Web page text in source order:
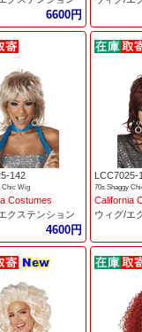
6600円
142
Chic Wig
Costumes
クステンション
4600円
LCC7025-
70s Shaggy
California
ウィグ/エ